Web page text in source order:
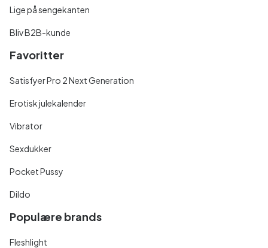
Lige på sengekanten
Bliv B2B-kunde
Favoritter
Satisfyer Pro 2 Next Generation
Erotisk julekalender
Vibrator
Sexdukker
Pocket Pussy
Dildo
Populære brands
Fleshlight